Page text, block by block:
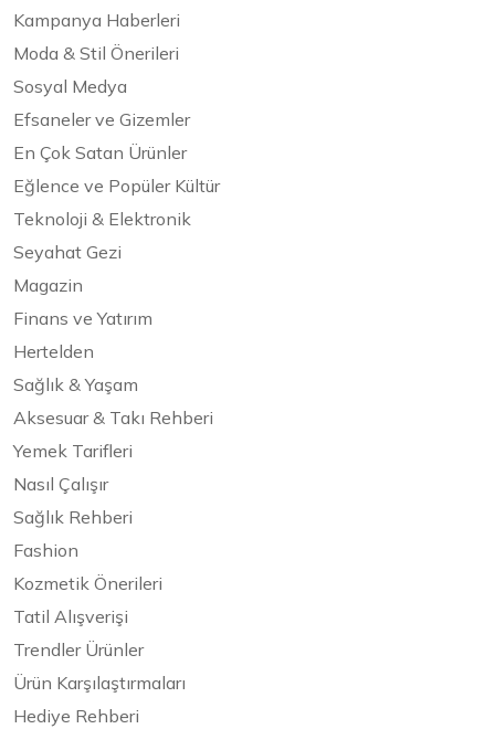
Kampanya Haberleri
Moda & Stil Önerileri
Sosyal Medya
Efsaneler ve Gizemler
En Çok Satan Ürünler
Eğlence ve Popüler Kültür
Teknoloji & Elektronik
Seyahat Gezi
Magazin
Finans ve Yatırım
Hertelden
Sağlık & Yaşam
Aksesuar & Takı Rehberi
Yemek Tarifleri
Nasıl Çalışır
Sağlık Rehberi
Fashion
Kozmetik Önerileri
Tatil Alışverişi
Trendler Ürünler
Ürün Karşılaştırmaları
Hediye Rehberi